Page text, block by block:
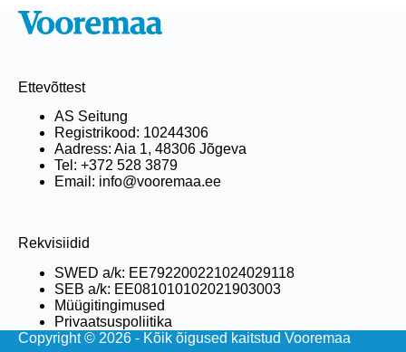
Ettevõttest
AS Seitung
Registrikood: 10244306
Aadress: Aia 1, 48306 Jõgeva
Tel: +372 528 3879
Email: info@vooremaa.ee
Rekvisiidid
SWED a/k: EE792200221024029118
SEB a/k: EE081010102021903003
Müügitingimused
Privaatsuspoliitika
Copyright © 2026 - Kõik õigused kaitstud Vooremaa